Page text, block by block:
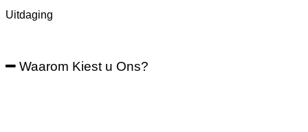
Uitdaging
Waarom Kiest u Ons?